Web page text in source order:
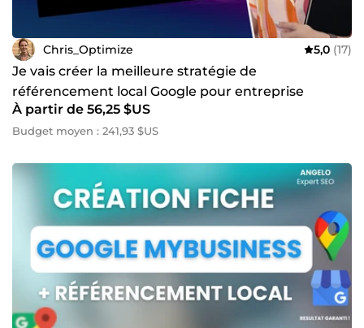
Chris_Optimize 5,0 (17)
Je vais créer la meilleure stratégie de
référencement local Google pour entreprise
À partir de 56,25 $US
Budget moyen : 241,93 $US